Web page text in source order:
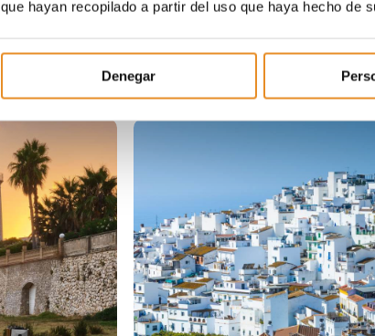
que hayan recopilado a partir del uso que haya hecho de
Denegar